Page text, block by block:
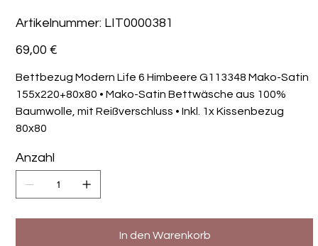
Artikelnummer: Artikelnummer:
LIT0000381
LIT0000381
Preis
69,00 €
Bettbezug Modern Life 6 Himbeere G113348 Mako-Satin
155x220+80x80 • Mako-Satin Bettwäsche aus 100%
Baumwolle, mit Reißverschluss • Inkl. 1x Kissenbezug
80x80
Anzahl
In den Warenkorb